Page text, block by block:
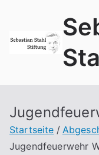
springen
Startseite
Jugendfeuerwehr